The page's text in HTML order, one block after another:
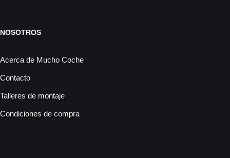
NOSOTROS
Acerca de Mucho Coche
Contacto
Talleres de montaje
Condiciones de compra